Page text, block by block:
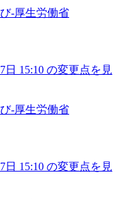
‐厚生労働省
日 15:10 の変更点を見
‐厚生労働省
日 15:10 の変更点を見